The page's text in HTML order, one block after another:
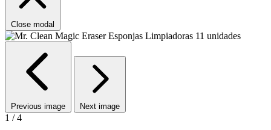
Close modal
Previous image Next image
1 / 4